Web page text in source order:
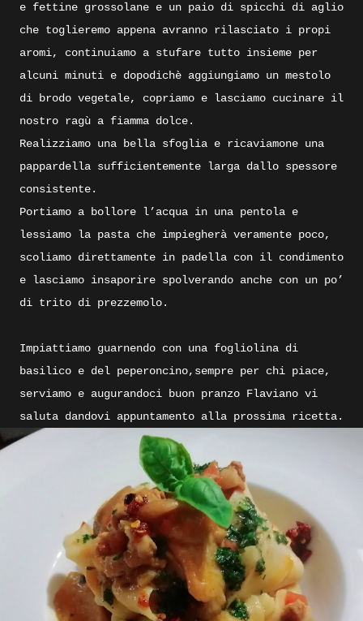
e fettine grossolane e un paio di spicchi di aglio
che toglieremo appena avranno rilasciato i propi
aromi, continuiamo a stufare tutto insieme per
alcuni minuti e dopodichè aggiungiamo un mestolo
di brodo vegetale, copriamo e lasciamo cucinare il
nostro ragù a fiamma dolce.
Realizziamo una bella sfoglia e ricaviamone una
pappardella sufficientemente larga dallo spessore
consistente.
Portiamo a bollore l’acqua in una pentola e
lessiamo la pasta che impiegherà veramente poco,
scoliamo direttamente in padella con il condimento
e lasciamo insaporire spolverando anche con un po’
di trito di prezzemolo.
Impiattiamo guarnendo con una fogliolina di
basilico e del peperoncino,sempre per chi piace,
serviamo e augurandoci buon pranzo Flaviano vi
saluta dandovi appuntamento alla prossima ricetta.